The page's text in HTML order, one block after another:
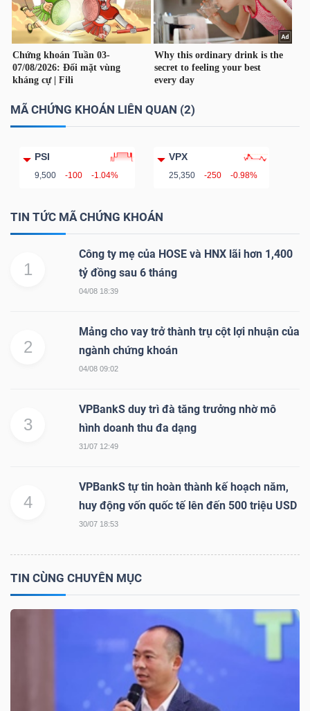
MÃ CHỨNG KHOÁN LIÊN QUAN (2)
PSI
9,500 -100 -1.04%
VPX
25,350 -250 -0.98%
TIN TỨC MÃ CHỨNG KHOÁN
1
Công ty mẹ của HOSE và HNX lãi hơn 1,400
tỷ đồng sau 6 tháng
04/08 18:39
2
Mảng cho vay trở thành trụ cột lợi nhuận của
ngành chứng khoán
04/08 09:02
3
VPBankS duy trì đà tăng trưởng nhờ mô
hình doanh thu đa dạng
31/07 12:49
4
VPBankS tự tin hoàn thành kế hoạch năm,
huy động vốn quốc tế lên đến 500 triệu USD
30/07 18:53
TIN CÙNG CHUYÊN MỤC
TRUY
XUẤT
DỮ
(-)
SECTOR
VẬT
NGHIỆP